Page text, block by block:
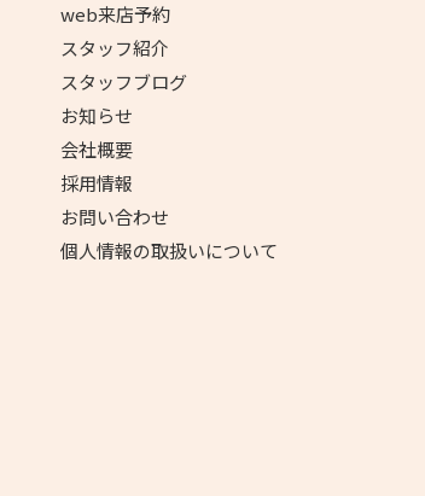
web来店予約
スタッフ紹介
スタッフブログ
お知らせ
会社概要
採用情報
お問い合わせ
個人情報の取扱いについて